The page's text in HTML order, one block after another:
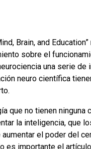
Brain, and
sobre el
una serie
neuro científica
que no tienen ninguna
la inteligencia, que
el poder del
importante el